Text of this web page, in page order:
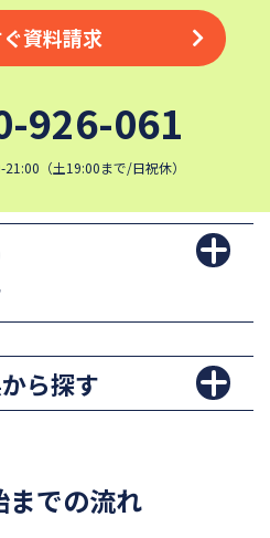
資料請求
926-061
21:00（土19:00まで/日祝休）
ら探す
までの流れ